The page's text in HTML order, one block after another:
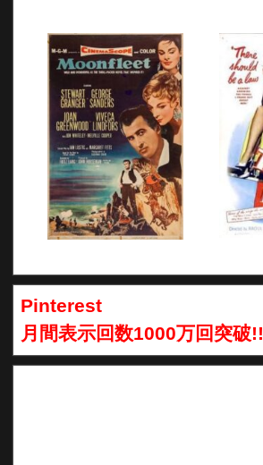
Pinterest
月間表示回数1000万回突破!!